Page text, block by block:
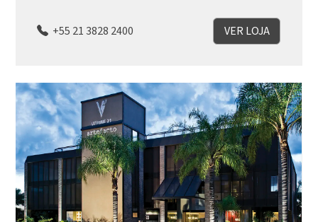
+55 21 3828 2400 VER LOJA